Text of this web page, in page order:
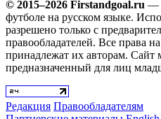
© 2015–2026 Firstandgoal.ru —
футболе на русском языке.
разрешено только с
правообладателей. Все права
принадлежат их авторам. Сайт
предназначенный для лиц
Редакция Правообладателям